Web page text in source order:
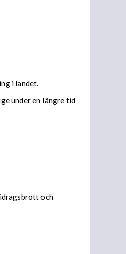
i landet.
under en längre tid
och